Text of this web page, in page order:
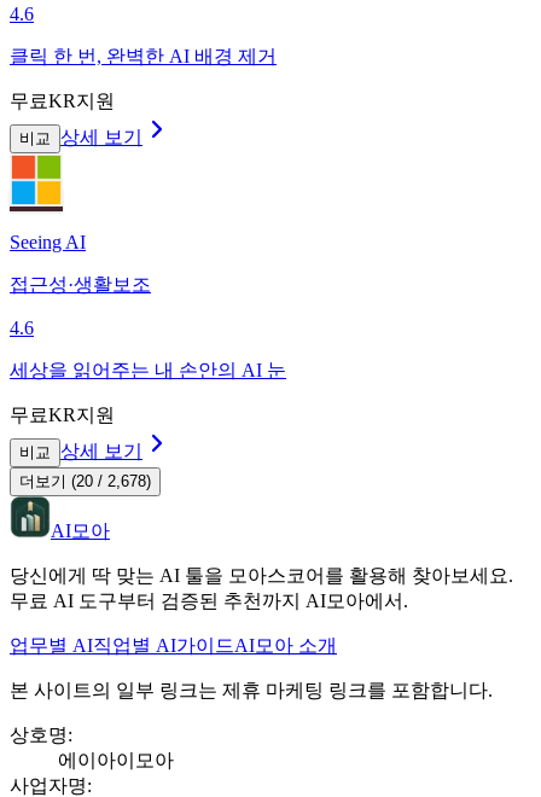
4.6
클릭 한 번, 완벽한 AI 배경 제거
무료KR지원
비교 상세 보기
Seeing AI
접근성·생활보조
4.6
세상을 읽어주는 내 손안의 AI 눈
무료KR지원
비교 상세 보기
더보기 (20 / 2,678)
AI모아
당신에게 딱 맞는 AI 툴을 모아스코어를 활용해 찾아보세요.
무료 AI 도구부터 검증된 추천까지 AI모아에서.
업무별 AI직업별 AI가이드AI모아 소개
본 사이트의 일부 링크는 제휴 마케팅 링크를 포함합니다.
상호명:
에이아이모아
사업자명: